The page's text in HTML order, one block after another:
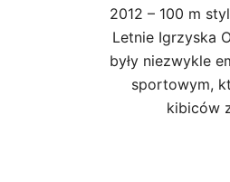
2012 – 100 m
Letnie Igrzyska
były niezwykle
sportowym,
kibiców